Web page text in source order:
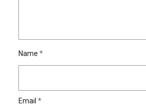
Name *
Email *